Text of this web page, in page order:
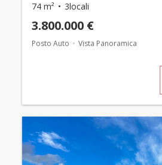
74 m² 3locali
3.800.000 €
Posto Auto Vista Panoramica